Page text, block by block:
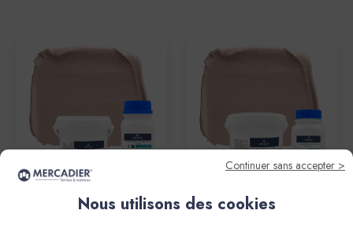
Mercadier Mercadier
Continuer sans accepter >
Nous utilisons des cookies